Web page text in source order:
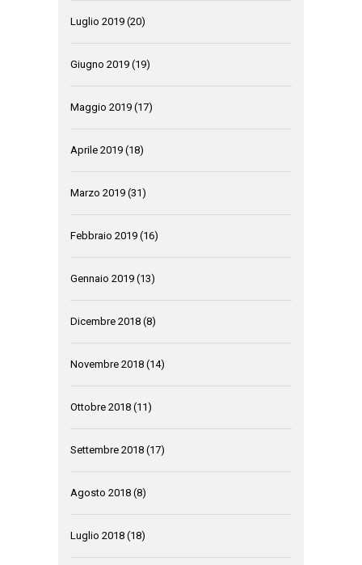
Luglio 2019 (20)
Giugno 2019 (19)
Maggio 2019 (17)
Aprile 2019 (18)
Marzo 2019 (31)
Febbraio 2019 (16)
Gennaio 2019 (13)
Dicembre 2018 (8)
Novembre 2018 (14)
Ottobre 2018 (11)
Settembre 2018 (17)
Agosto 2018 (8)
Luglio 2018 (18)